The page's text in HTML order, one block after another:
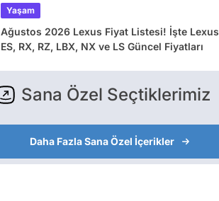
Yaşam
Ağustos 2026 Lexus Fiyat Listesi! İşte Lexus
ES, RX, RZ, LBX, NX ve LS Güncel Fiyatları
Sana Özel Seçtiklerimiz
Daha Fazla Sana Özel İçerikler